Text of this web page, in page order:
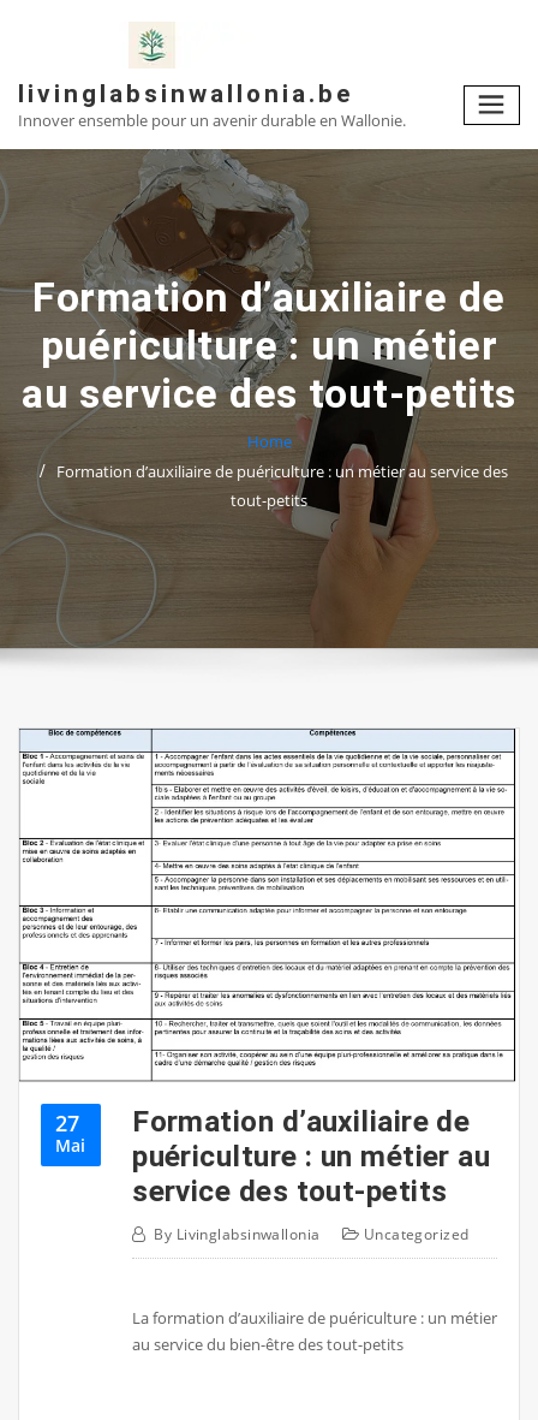
livinglabsinwallonia.be
Innover ensemble pour un avenir durable en Wallonie.
Formation d’auxiliaire de
puériculture : un métier
au service des tout-petits
Home
Formation d’auxiliaire de puériculture : un métier au service des
tout-petits
27
Mai
Formation d’auxiliaire de
puériculture : un métier au
service des tout-petits
By Livinglabsinwallonia Uncategorized
La formation d’auxiliaire de puériculture : un métier
au service du bien-être des tout-petits